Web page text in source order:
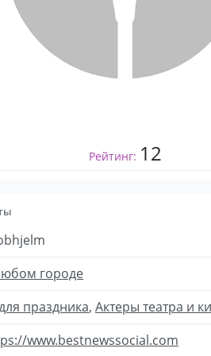
Рейтинг: 12
городе
праздника, Актеры театра и
www.bestnewssocial.com